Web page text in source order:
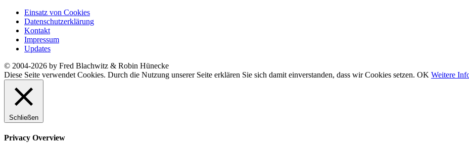
Einsatz von Cookies
Datenschutzerklärung
Kontakt
Impressum
Updates
© 2004-2026 by Fred Blachwitz & Robin Hünecke
Diese Seite verwendet Cookies. Durch die Nutzung unserer Seite erklären Sie sich damit einverstanden, dass wir Cookies setzen. OK Weitere
Schließen
Privacy Overview